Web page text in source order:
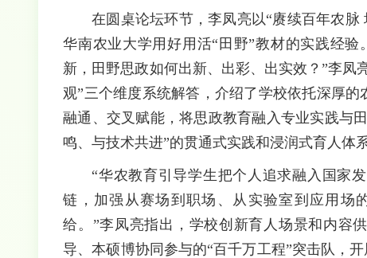
在圆桌论坛环节，李凤亮以“赓续百年农
华南农业大学用好用活“田野”教材的实践经
新，田野思政如何出新、出彩、出实效？”李
观”三个维度系统解答，介绍了学校依托深厚
融通、交叉赋能，将思政教育融入专业实践与
鸣、与技术共进”的贯通式实践和浸润式育人体
“华农教育引导学生把个人追求融入国家
链，加强从赛场到职场、从实验室到应用场
给。”李凤亮指出，学校创新育人场景和内容
导、本硕博协同参与的“百千万工程”突击队，